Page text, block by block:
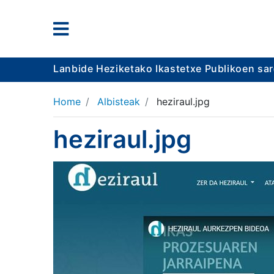
Lanbide Heziketako Ikastetxe Publikoen
Home Albisteak heziraul.jpg
heziraul.jpg